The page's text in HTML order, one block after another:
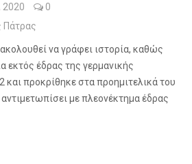
2020
0
Πάτρας
να γράφει ιστορία, καθώς
εκτός έδρας της γερμανικής
προκρίθηκε στα προημιτελικά του
με πλεονέκτημα έδρας